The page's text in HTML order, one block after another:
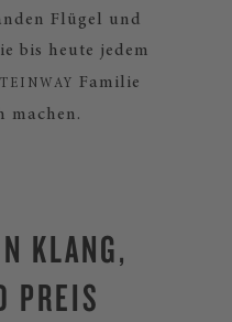
Flügel und
bis heute jedem
Familie
machen.
KLANG,
PREIS